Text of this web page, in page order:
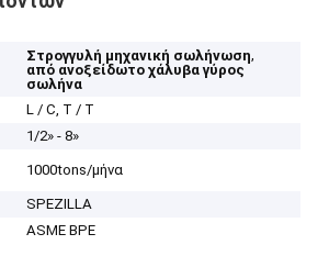
Στρογγυλή μηχανική σωλήνωση,
από ανοξείδωτο χάλυβα γύρος
σωλήνα
L / C, T / T
1/2» - 8»
1000tons/μήνα
SPEZILLA
ASME BPE